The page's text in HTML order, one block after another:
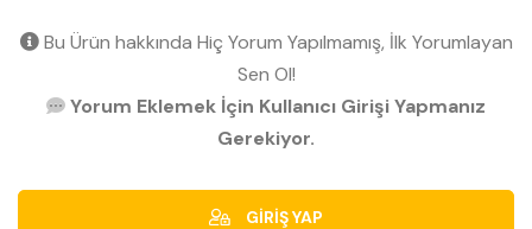
Bu Ürün hakkında Hiç Yorum Yapılmamış, İlk Yorumlayan
Sen Ol!
Yorum Eklemek İçin Kullanıcı Girişi Yapmanız
Gerekiyor.
GİRİŞ YAP